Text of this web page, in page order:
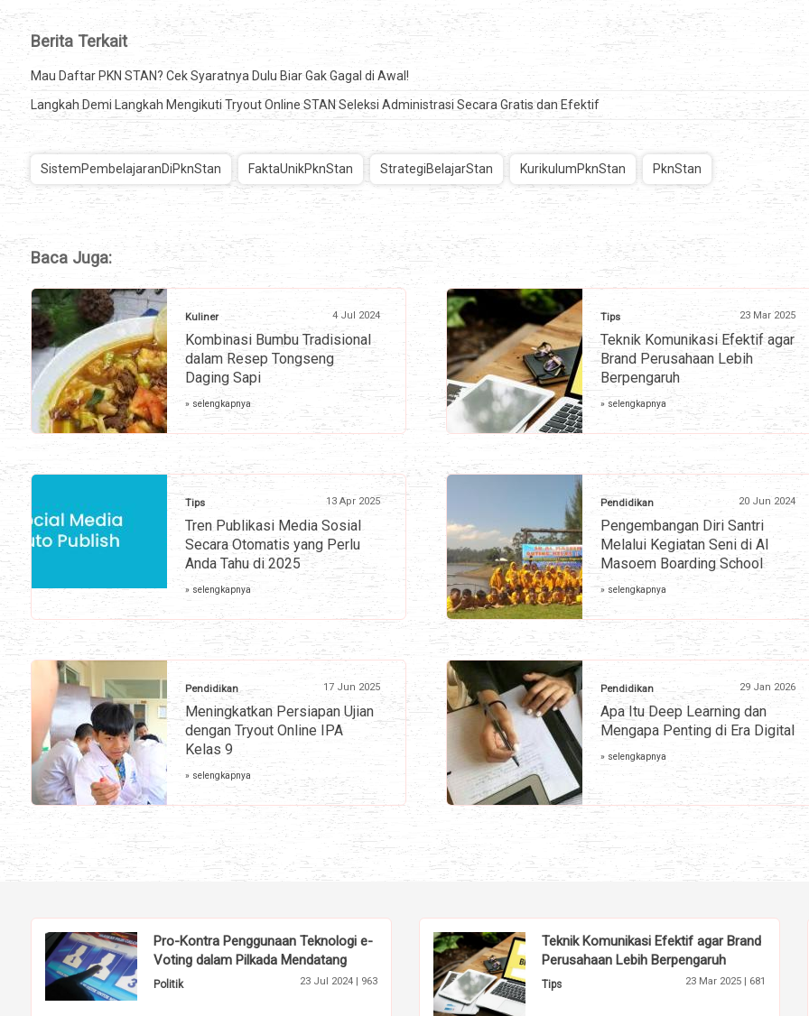
Berita Terkait
Mau Daftar PKN STAN? Cek Syaratnya Dulu Biar Gak Gagal di Awal!
Langkah Demi Langkah Mengikuti Tryout Online STAN Seleksi Administrasi Secara Gratis dan Efektif
SistemPembelajaranDiPknStan FaktaUnikPknStan StrategiBelajarStan KurikulumPknStan PknStan
Baca Juga:
Kuliner 4 Jul 2024
Kombinasi Bumbu Tradisional
dalam Resep Tongseng
Daging Sapi
» selengkapnya
Tips 23 Mar 2025
Teknik Komunikasi Efektif agar
Brand Perusahaan Lebih
Berpengaruh
» selengkapnya
Tips 13 Apr 2025
Tren Publikasi Media Sosial
Secara Otomatis yang Perlu
Anda Tahu di 2025
» selengkapnya
Pendidikan 20 Jun 2024
Pengembangan Diri Santri
Melalui Kegiatan Seni di Al
Masoem Boarding School
» selengkapnya
Pendidikan 17 Jun 2025
Meningkatkan Persiapan Ujian
dengan Tryout Online IPA
Kelas 9
» selengkapnya
Pendidikan 29 Jan 2026
Apa Itu Deep Learning dan
Mengapa Penting di Era Digital
» selengkapnya
Pro-Kontra Penggunaan Teknologi e-
Voting dalam Pilkada Mendatang
Politik 23 Jul 2024 | 963
Teknik Komunikasi Efektif agar Brand
Perusahaan Lebih Berpengaruh
Tips 23 Mar 2025 | 681